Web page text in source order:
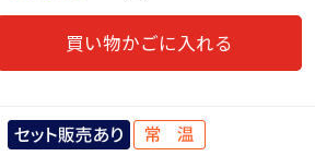
買い物かごに入れる